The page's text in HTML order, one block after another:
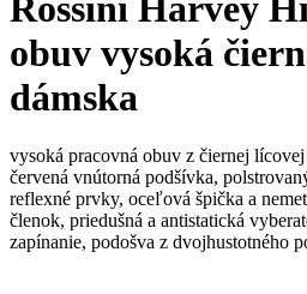
obuv vysoká
dámska
vysoká pracovná obuv z čiernej
červená vnútorná podšívka,
reflexné prvky, oceľová špička a
členok, priedušná a antistatická
zapínanie, podošva z dvojhustotného